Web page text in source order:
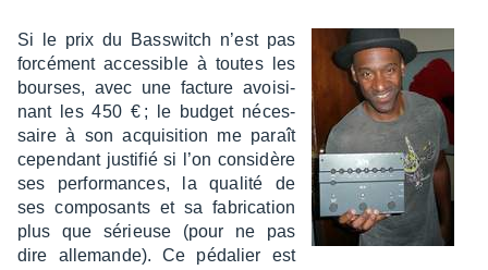
Si le prix du Bass­witch n’est pas
forcé­ment acces­sible à toutes les
bourses, avec une facture avoi­si­
nant les 450 € ; le budget néces­
saire à son acqui­si­tion me paraît
cepen­dant justi­fié si l’on consi­dère
ses perfor­mances, la qualité de
ses compo­sants et sa fabri­ca­tion
plus que sérieuse (pour ne pas
dire alle­mande). Ce péda­lier est